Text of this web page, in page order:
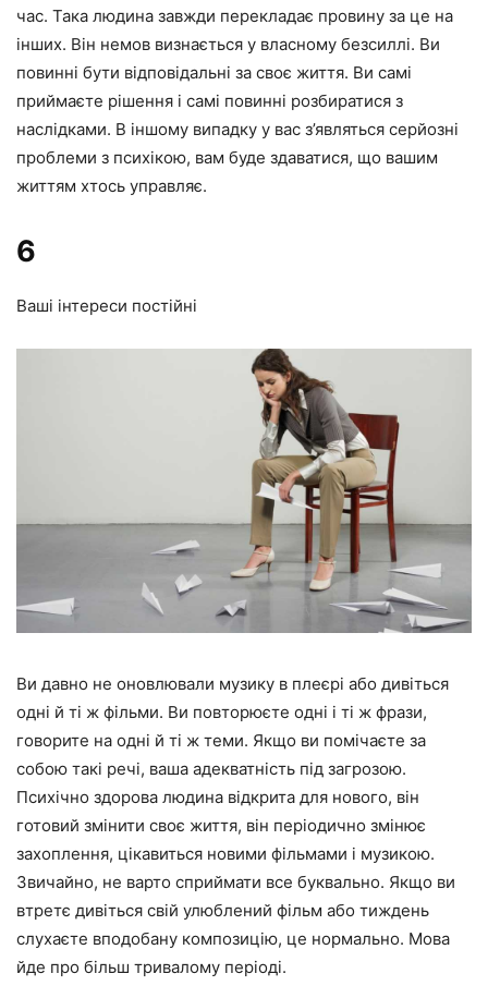
час. Така людина завжди перекладає провину за це на
інших. Він немов визнається у власному безсиллі. Ви
повинні бути відповідальні за своє життя. Ви самі
приймаєте рішення і самі повинні розбиратися з
наслідками. В іншому випадку у вас з’являться серйозні
проблеми з психікою, вам буде здаватися, що вашим
життям хтось управляє.
6
Ваші інтереси постійні
Ви давно не оновлювали музику в плеєрі або дивіться
одні й ті ж фільми. Ви повторюєте одні і ті ж фрази,
говорите на одні й ті ж теми. Якщо ви помічаєте за
собою такі речі, ваша адекватність під загрозою.
Психічно здорова людина відкрита для нового, він
готовий змінити своє життя, він періодично змінює
захоплення, цікавиться новими фільмами і музикою.
Звичайно, не варто сприймати все буквально. Якщо ви
втретє дивіться свій улюблений фільм або тиждень
слухаєте вподобану композицію, це нормально. Мова
йде про більш тривалому періоді.